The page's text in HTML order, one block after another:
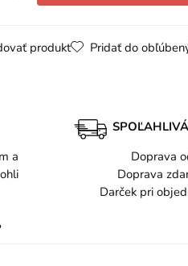
produkt Pridať do
a
Doprava
Doprava
Darček pri